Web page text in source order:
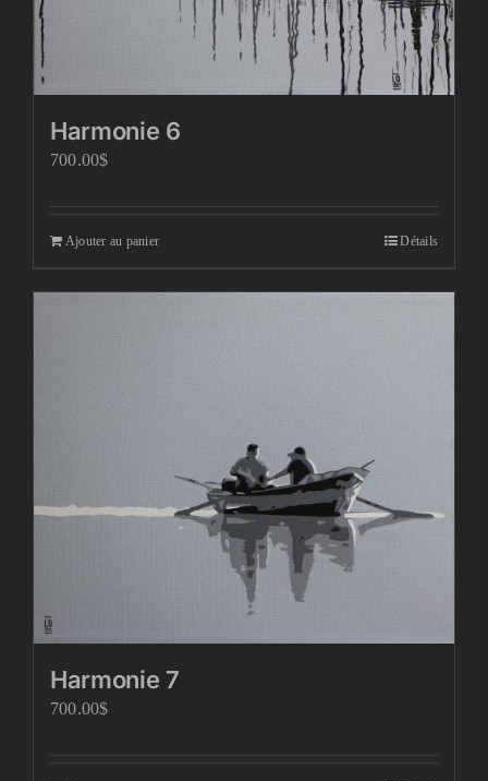
Harmonie 6
700.00$
Ajouter au panier Détails
Harmonie 7
700.00$